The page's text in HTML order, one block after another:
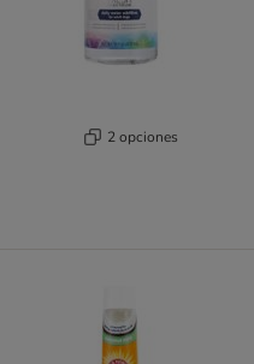
2 opciones